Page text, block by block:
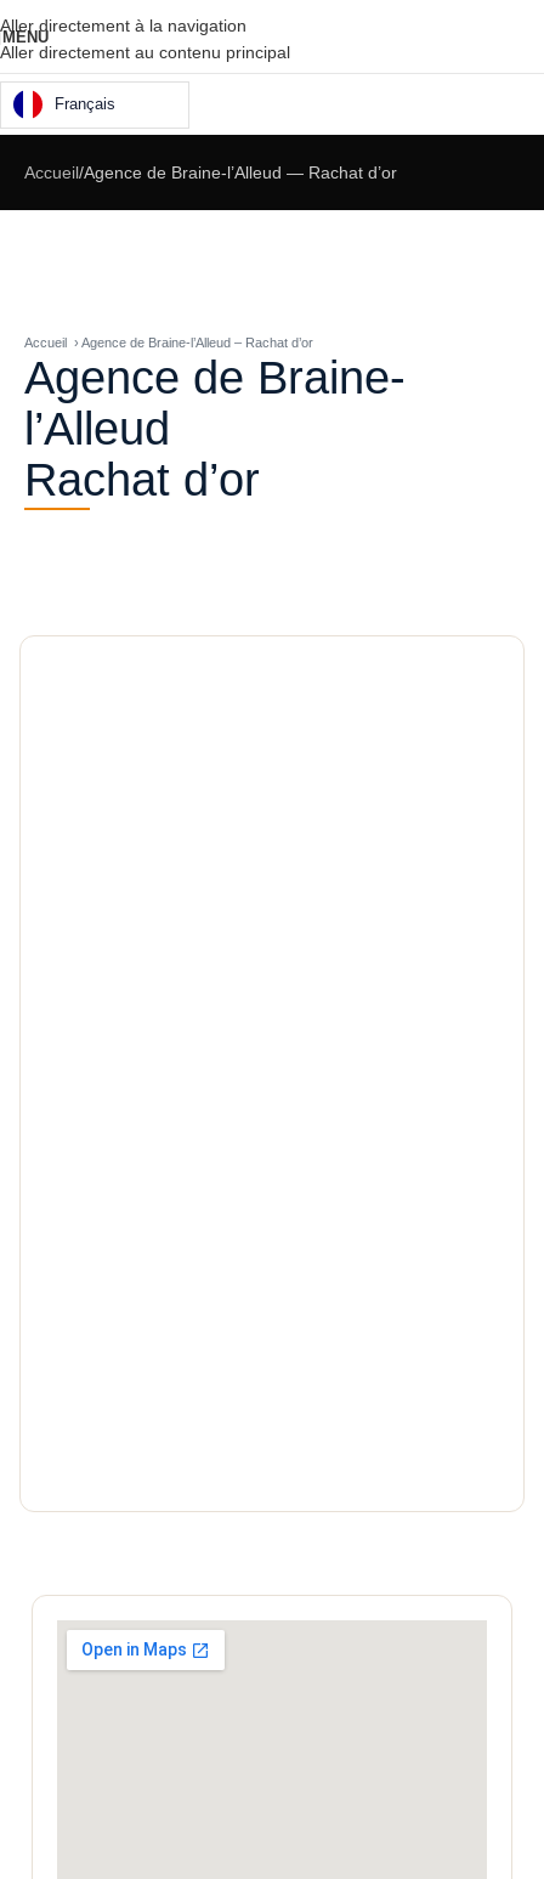
Aller directement à la navigation
Aller directement au contenu principal
MENU
Français
Accueil Agence de Braine-l’Alleud — Rachat d’or
Accueil › Agence de Braine-l’Alleud – Rachat d’or
Agence de Braine-
l’Alleud
Rachat d’or